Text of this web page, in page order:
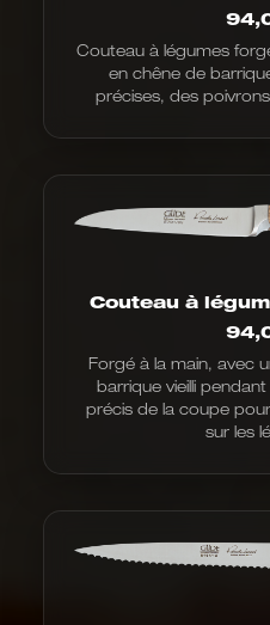
Couteau à légumes
en chêne de
précises, des
Couteau à
Forgé à la main, avec
barrique vieilli
précis de la coupe
sur les